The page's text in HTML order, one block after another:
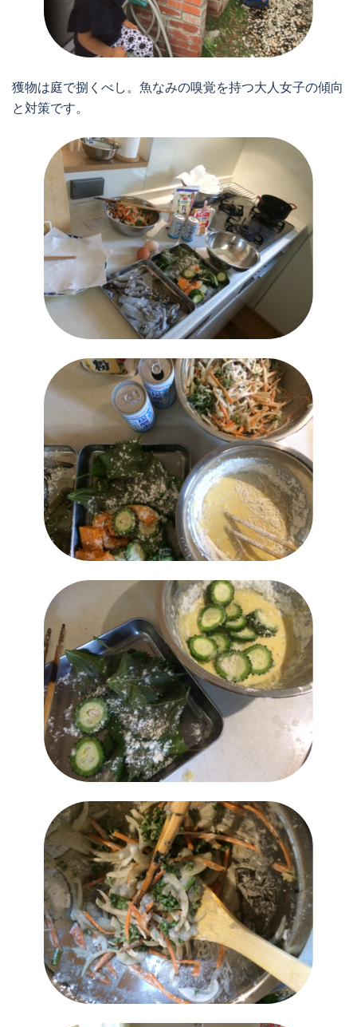
獲物は庭で捌くべし。魚なみの嗅覚を持つ大人女子の傾向
と対策です。